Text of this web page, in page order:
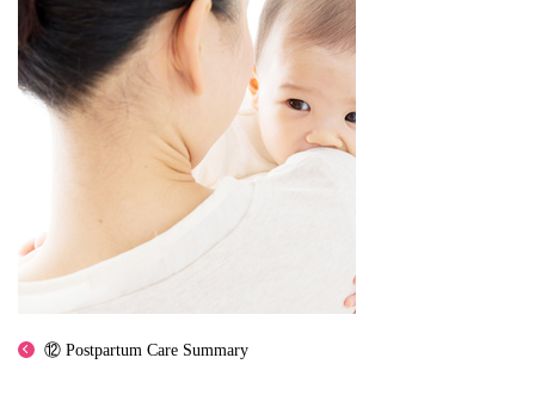
⑫ Postpartum Care Summary